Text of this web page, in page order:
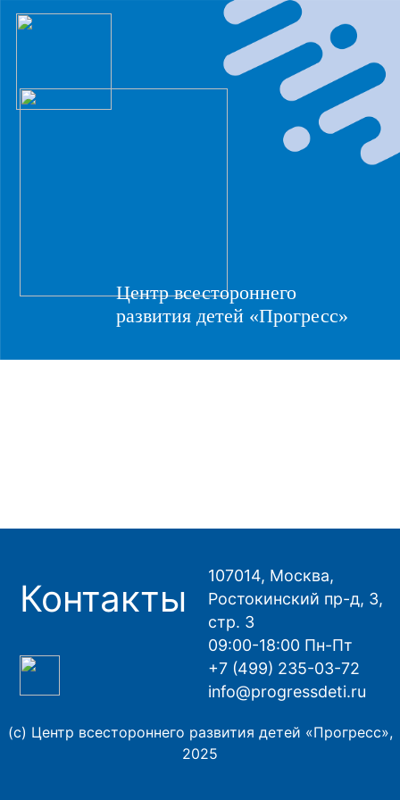
Центр всестороннего
развития детей «Прогресс»
Контакты
107014, Москва,
Ростокинский пр-д, 3,
стр. 3
09:00-18:00 Пн-Пт
+7 (499) 235-03-72
info@progressdeti.ru
(с) Центр всестороннего развития детей «Прогресс»,
2025